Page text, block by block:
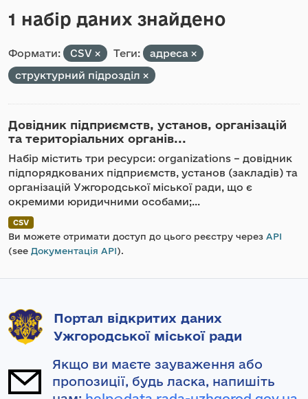
1 набір даних знайдено
Формати: CSV Теги:
адреса
структурний підрозділ
Довідник підприємств, установ, організацій
та територіальних органів...
Набір містить три ресурси: organizations – довідник
підпорядкованих підприємств, установ (закладів) та
організацій Ужгородської міської ради, що є
окремими юридичними особами;...
CSV
Ви можете отримати доступ до цього реєстру через API
(see Документація API).
Портал відкритих даних
Ужгородської міської ради
Якщо ви маєте зауваження або
пропозиції, будь ласка, напишіть